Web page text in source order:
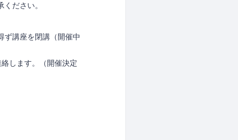
ださい。
ず講座を閉講（開催中
します。（開催決定